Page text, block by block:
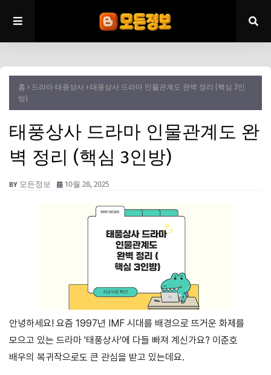
홈 드라마 태풍상사
태풍상사 드라마 인물관계도 완벽 정리 (핵심 3인
방)
태풍상사 드라마 인물관계도 완
벽 정리 (핵심 3인방)
모든정보 10월 28, 2025
안녕하세요! 요즘 1997년 IMF 시대를 배경으로 뜨거운 화제를
모으고 있는 드라마 '태풍상사'에 다들 빠져 계신가요? 이준호
배우의 복귀작으로도 큰 관심을 받고 있는데요.